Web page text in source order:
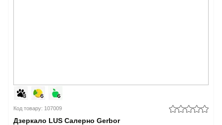
Код товару: 107009
Дзеркало LUS Салерно Gerbor